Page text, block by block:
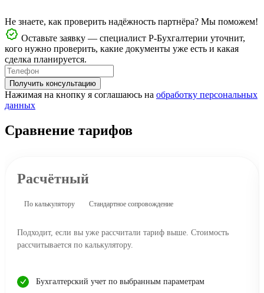
Не знаете, как проверить надёжность партнёра? Мы поможем!
Оставьте заявку — специалист Р-Бухгалтерии уточнит,
кого нужно проверить, какие документы уже есть и какая
сделка планируется.
Получить консультацию
Нажимая на кнопку я соглашаюсь на обработку персональных
данных
Сравнение тарифов
Расчётный
По калькулятору Стандартное сопровождение
Подходит, если вы уже рассчитали тариф выше. Стоимость
рассчитывается по калькулятору.
Бухгалтерский учет по выбранным параметрам